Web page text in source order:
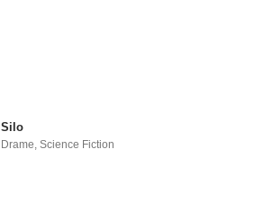
Silo
Drame,Science Fiction